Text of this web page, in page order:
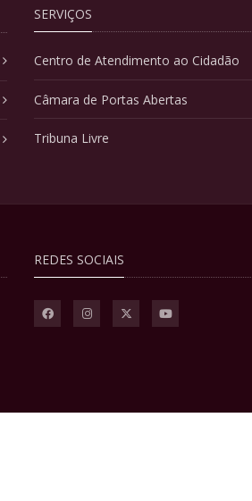
SERVIÇOS
Centro de Atendimento ao Cidadão
Câmara de Portas Abertas
Tribuna Livre
REDES SOCIAIS